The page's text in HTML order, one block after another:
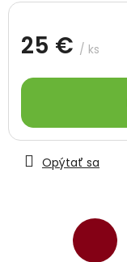
25 € / ks
cena:
Opýtať sa